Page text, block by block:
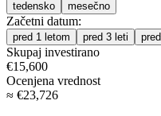
tedensko mesečno
Začetni datum:
pred 1 letom pred 3 leti
Skupaj investirano
€15,600
Ocenjena vrednost
≈ €23,726